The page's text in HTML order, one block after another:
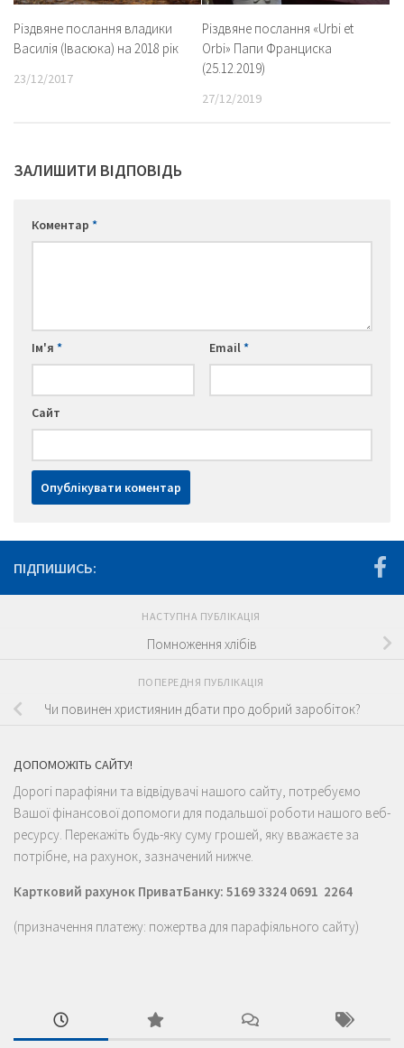
Різдвяне послання владики
Василія (Івасюка) на 2018 рік
23/12/2017
Різдвяне послання «Urbi et
Orbi» Папи Франциска
(25.12.2019)
27/12/2019
ЗАЛИШИТИ ВІДПОВІДЬ
Коментар *
Ім'я * Email*
Сайт
ПІДПИШИСЬ:
НАСТУПНА ПУБЛІКАЦІЯ
Помноження хлібів
ПОПЕРЕДНЯ ПУБЛІКАЦІЯ
Чи повинен християнин дбати про добрий заробіток?
ДОПОМОЖІТЬ САЙТУ!
Дорогі парафіяни та відвідувачі нашого сайту, потребуємо
Вашої фінансової допомоги для подальшої роботи нашого веб-
ресурсу. Перекажіть будь-яку суму грошей, яку вважаєте за
потрібне, на рахунок, зазначений нижче.
Картковий рахунок ПриватБанку: 5169 3324 0691 2264
(призначення платежу: пожертва для парафіяльного сайту)